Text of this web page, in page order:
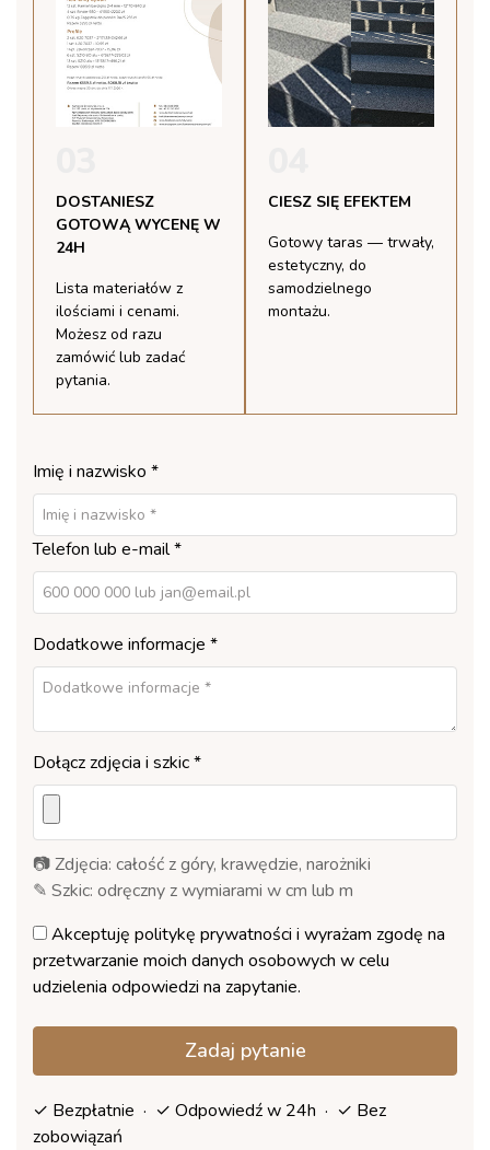
DOSTANIESZ
GOTOWĄ WYCENĘ W
24H
Lista materiałów z
ilościami i cenami.
Możesz od razu
zamówić lub zadać
pytania.
CIESZ SIĘ EFEKTEM
Gotowy taras — trwały,
estetyczny, do
samodzielnego
montażu.
Imię i nazwisko *
Telefon lub e-mail *
Dodatkowe informacje *
Dołącz zdjęcia i szkic *
📷 Zdjęcia: całość z góry, krawędzie, narożniki
✎ Szkic: odręczny z wymiarami w cm lub m
Akceptuję politykę prywatności i wyrażam zgodę na
przetwarzanie moich danych osobowych w celu
udzielenia odpowiedzi na zapytanie.
Zadaj pytanie
✓ Bezpłatnie · ✓ Odpowiedź w 24h · ✓ Bez
zobowiązań